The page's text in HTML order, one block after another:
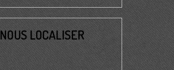
NOUS LOCALISER